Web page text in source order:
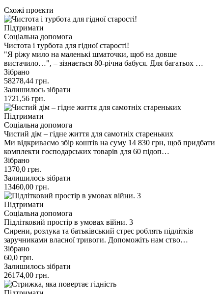
Схожі проєкти
Підтримати
Соціальна допомога
Чистота і турбота для гідної старості!
"Я ріжу мило на маленькі шматочки, щоб на довше
вистачило…", – зізнається 80-річна бабуся. Для багатьох …
Зібрано
58278,44 грн.
Залишилось зібрати
1721,56 грн.
Підтримати
Соціальна допомога
Чистий дім – гідне життя для самотніх стареньких
Ми відкриваємо збір коштів на суму 14 830 грн, щоб придбати
комплекти господарських товарів для 60 підоп…
Зібрано
1370,0 грн.
Залишилось зібрати
13460,00 грн.
Підтримати
Соціальна допомога
Підлітковий простір в умовах війни. 3
Сирени, розлука та батьківський стрес роблять підлітків
заручниками власної тривоги. Допоможіть нам ство…
Зібрано
60,0 грн.
Залишилось зібрати
26174,00 грн.